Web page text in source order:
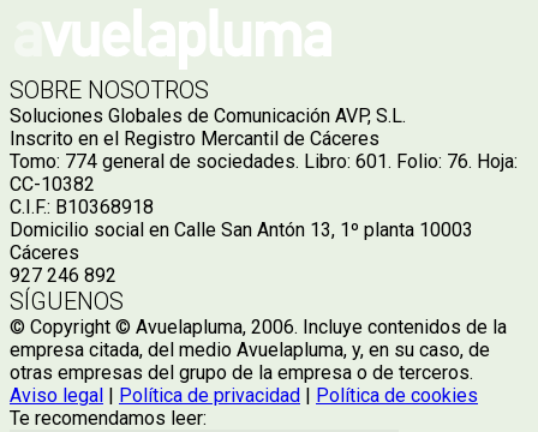
SOBRE NOSOTROS
Soluciones Globales de Comunicación AVP, S.L.
Inscrito en el Registro Mercantil de Cáceres
Tomo: 774 general de sociedades. Libro: 601. Folio: 76. Hoja:
CC-10382
C.I.F.: B10368918
Domicilio social en Calle San Antón 13, 1º planta 10003
Cáceres
927 246 892
SÍGUENOS
© Copyright © Avuelapluma, 2006. Incluye contenidos de la
empresa citada, del medio Avuelapluma, y, en su caso, de
otras empresas del grupo de la empresa o de terceros.
Aviso legal
Política de privacidad
Política de cookies
Te recomendamos leer: